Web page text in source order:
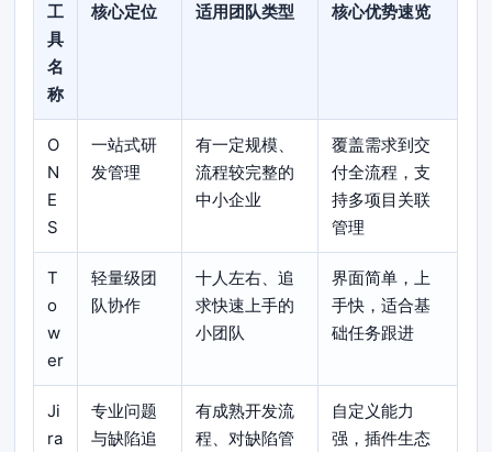
工
具
名
称
核心定位 适用团队类型 核心优势速览
O
N
E
S
一站式研
发管理
有一定规模、
流程较完整的
中小企业
覆盖需求到交
付全流程，支
持多项目关联
管理
T
o
w
er
轻量级团
队协作
十人左右、追
求快速上手的
小团队
界面简单，上
手快，适合基
础任务跟进
Ji
ra
专业问题
与缺陷追
有成熟开发流
程、对缺陷管
自定义能力
强，插件生态